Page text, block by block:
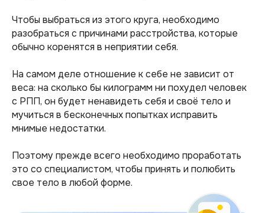
Чтобы выбраться из этого круга, необходимо
разобраться с причинами расстройства, которые
обычно коренятся в неприятии себя.
На самом деле отношение к себе не зависит от
веса: на сколько бы килограмм ни похудел человек
с РПП, он будет ненавидеть себя и своё тело и
мучиться в бесконечных попытках исправить
мнимые недостатки.
Поэтому прежде всего необходимо проработать
это со специалистом, чтобы принять и полюбить
свое тело в любой форме.